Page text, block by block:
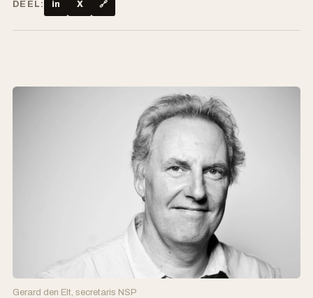
DEEL:
in X 🔗
Gerard den Elt, secretaris NSP